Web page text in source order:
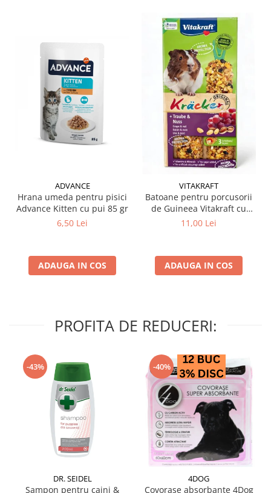
ADVANCE
Hrana umeda pentru pisici
Advance Kitten cu pui 85 gr
6,50 Lei
ADAUGA IN COS
VITAKRAFT
Batoane pentru porcusorii
de Guineea Vitakraft cu
struguri & nuci 2 buc
11,00 Lei
ADAUGA IN COS
PROFITA DE REDUCERI:
-43%
DR. SEIDEL
Sampon pentru caini &
-40%
4DOG
Covorase absorbante 4Dog